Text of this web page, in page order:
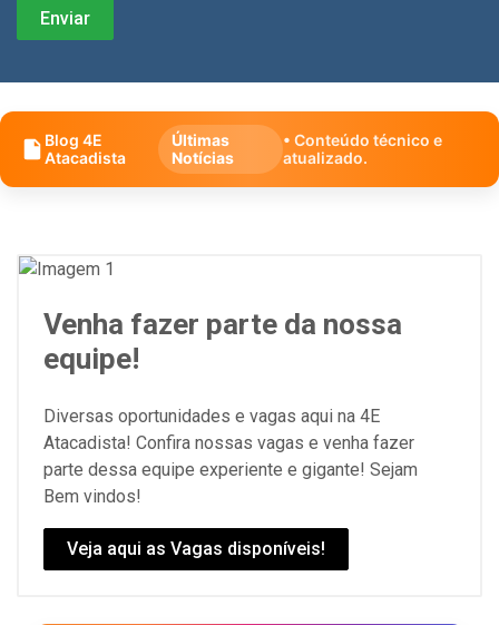
Blog 4E
Atacadista
Últimas
Notícias
• Conteúdo técnico e
atualizado.
Venha fazer parte da nossa
equipe!
Diversas oportunidades e vagas aqui na 4E
Atacadista! Confira nossas vagas e venha fazer
parte dessa equipe experiente e gigante! Sejam
Bem vindos!
Veja aqui as Vagas disponíveis!